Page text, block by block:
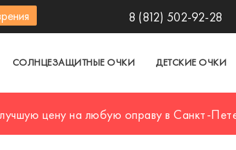
8 (812) 502-92-28
СОЛНЦЕЗАЩИТНЫЕ ОЧКИ ДЕТСКИЕ ОЧКИ
цену на любую оправу в Санкт-